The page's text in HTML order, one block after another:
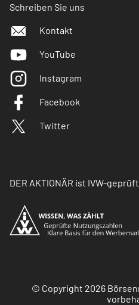
Schreiben Sie uns
Kontakt
YouTube
Instagram
Facebook
Twitter
DER AKTIONÄR ist IVW-geprüft
© Copyright 2026